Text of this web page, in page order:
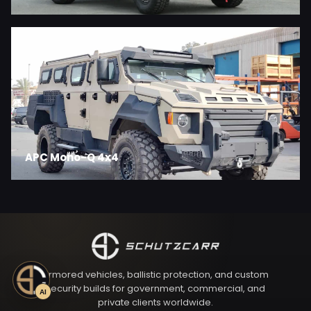
APC Mono-Q 4x4
Armored vehicles, ballistic protection, and custom
security builds for government, commercial, and
private clients worldwide.
AI